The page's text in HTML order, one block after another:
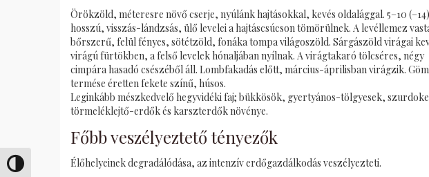
Umschalten auf hohe Kontraste
Örökzöld, méteresre növő cserje, nyúlánk hajtásokkal, kevés oldalággal. 5–10
hosszú, visszás-lándzsás, ülő levelei a hajtáscsúcson tömörülnek. A levéllemez
bőrszerű, felül fényes, sötétzöld, fonáka tompa világoszöld. Sárgászöld virágai
virágú fürtökben, a felső levelek hónaljában nyílnak. A virágtakaró tölcséres, négy
cimpára hasadó csészéből áll. Lombfakadás előtt, március-áprilisban virágzik.
termése éretten fekete színű, húsos.
Leginkább mészkedvelő hegyvidéki faj; bükkösök, gyertyános-tölgyesek,
törmeléklejtő-erdők és karszterdők növénye.
Főbb veszélyeztető tényezők
Élőhelyeinek degradálódása, az intenzív erdőgazdálkodás veszélyezteti.